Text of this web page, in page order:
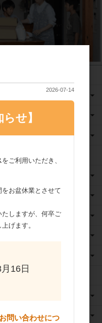
2026-07-14
せ】
をご利用いただき、
お盆休業とさせて
しますが、何卒ご
げます。
16日
問い合わせにつ